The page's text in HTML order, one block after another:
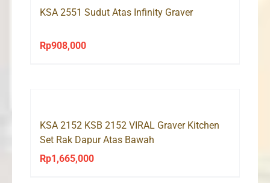
KSA 2551 Sudut Atas Infinity Graver
Rp908,000
KSA 2152 KSB 2152 VIRAL Graver Kitchen
Set Rak Dapur Atas Bawah
Rp1,665,000